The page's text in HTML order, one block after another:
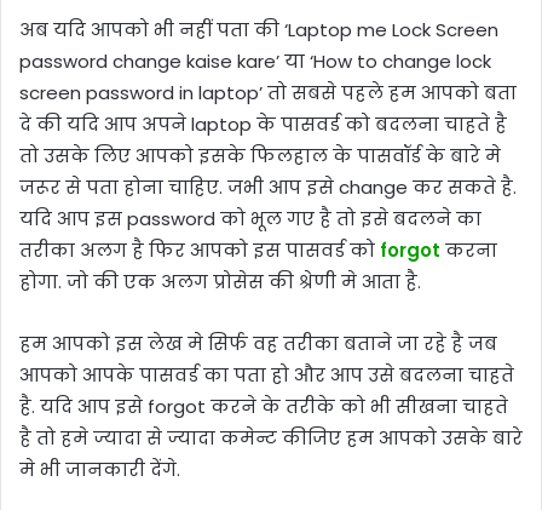
अब यदि आपको भी नहीं पता की ‘Laptop me Lock Screen
password change kaise kare’ या ‘How to change lock
screen password in laptop’ तो सबसे पहले हम आपको बता
दे की यदि आप अपने laptop के पासवर्ड को बदलना चाहते है
तो उसके लिए आपको इसके फिलहाल के पासवॉर्ड के बारे मे
जरूर से पता होना चाहिए. जभी आप इसे change कर सकते है.
यदि आप इस password को भूल गए है तो इसे बदलने का
तरीका अलग है फिर आपको इस पासवर्ड को forgot करना
होगा. जो की एक अलग प्रोसेस की श्रेणी मे आता है.
हम आपको इस लेख मे सिर्फ वह तरीका बताने जा रहे है जब
आपको आपके पासवर्ड का पता हो और आप उसे बदलना चाहते
है. यदि आप इसे forgot करने के तरीके को भी सीखना चाहते
है तो हमे ज्यादा से ज्यादा कमेन्ट कीजिए हम आपको उसके बारे
मे भी जानकारी देंगे.